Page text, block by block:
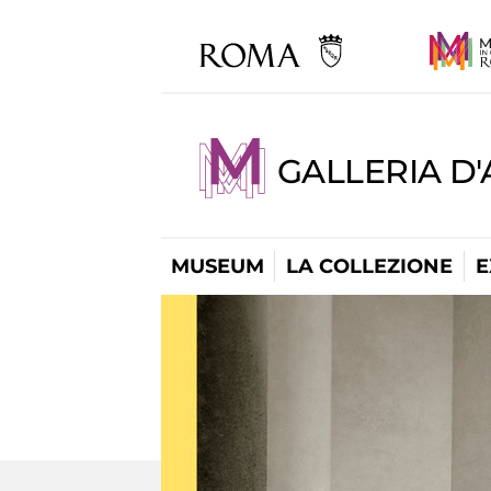
GALLERIA
MUSEUM LA COLLEZIONE